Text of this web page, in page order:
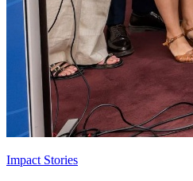
Impact Stories